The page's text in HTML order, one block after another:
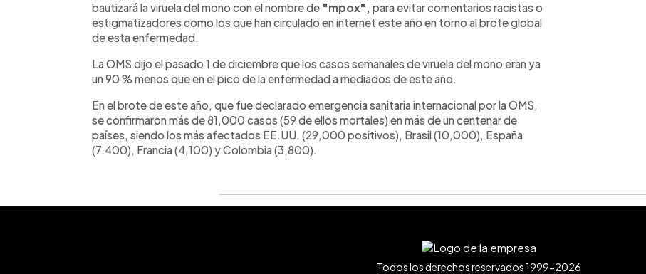
bautizará la viruela del mono con el nombre de "mpox", para evitar comentarios racistas o
estigmatizadores como los que han circulado en internet este año en torno al brote global
de esta enfermedad.
La OMS dijo el pasado 1 de diciembre que los casos semanales de viruela del mono eran ya
un 90 % menos que en el pico de la enfermedad a mediados de este año.
En el brote de este año, que fue declarado emergencia sanitaria internacional por la OMS,
se confirmaron más de 81,000 casos (59 de ellos mortales) en más de un centenar de
países, siendo los más afectados EE.UU. (29,000 positivos), Brasil (10,000), España
(7.400), Francia (4,100) y Colombia (3,800).
Todos los derechos reservados 1999-2026